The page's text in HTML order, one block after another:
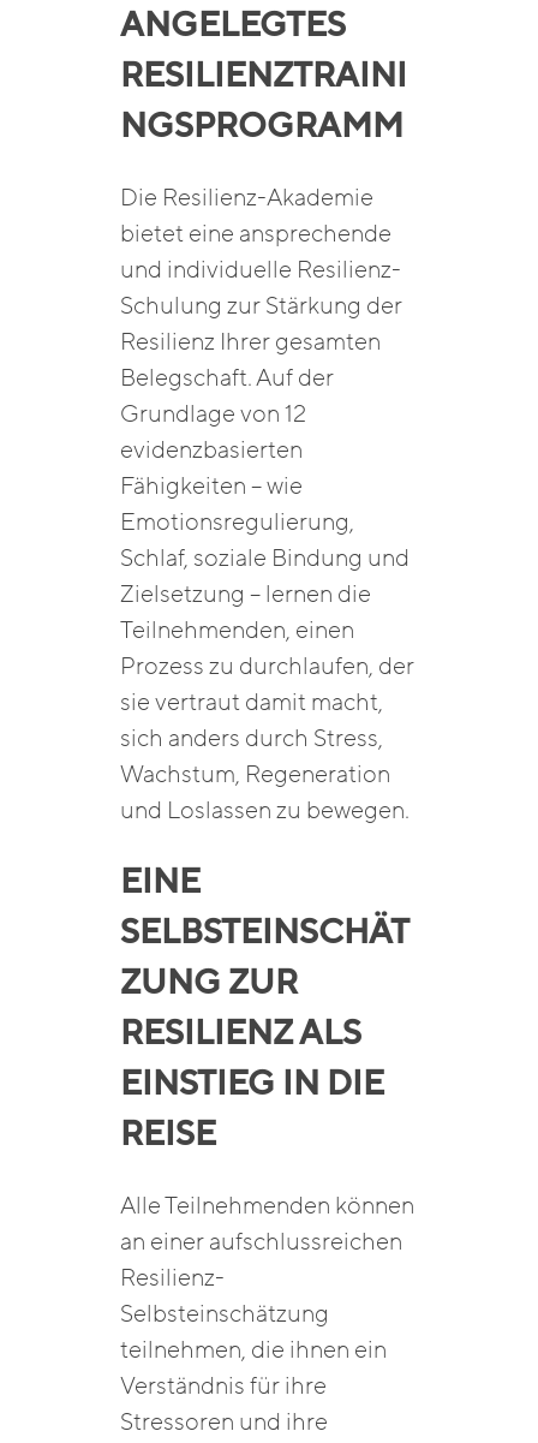
NGELEGTES R
ESILIENZTRAININ
GSPROGRAMM
Die Resilienz-Akademie
bietet eine ansprechende
und individuelle Resilienz-
Schulung zur Stärkung der
Resilienz Ihrer gesamten
Belegschaft. Auf der
Grundlage von 12
evidenzbasierten
Fähigkeiten – wie
Emotionsregulierung,
Schlaf, soziale Bindung und
Zielsetzung – lernen die
Teilnehmenden, einen
Prozess zu durchlaufen, der
sie vertraut damit macht,
sich anders durch Stress,
Wachstum, Regeneration
und Loslassen zu bewegen.
EINE
SELBSTEINSCHÄT
ZUNG ZUR
RESILIENZ ALS
EINSTIEG IN DIE
REISE
Alle Teilnehmenden können
an einer aufschlussreichen
Resilienz-
Selbsteinschätzung
teilnehmen, die ihnen ein
Verständnis für ihre
Stressoren und ihre